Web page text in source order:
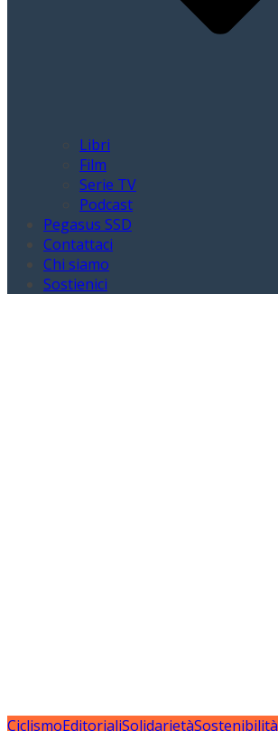
Libri
Film
Serie TV
Podcast
Pegasus SSD
Contattaci
Chi siamo
Sostienici
CiclismoEditorialiSolidarietàSostenibilità